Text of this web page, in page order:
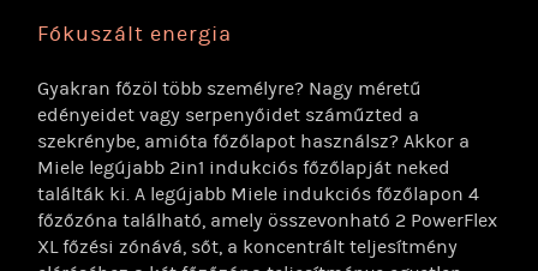
Fókuszált energia
Gyakran főzöl több személyre? Nagy méretű
edényeidet vagy serpenyőidet száműzted a
szekrénybe, amióta főzőlapot használsz? Akkor a
Miele legújabb 2in1 indukciós főzőlapját neked
találták ki. A legújabb Miele indukciós főzőlapon 4
főzőzóna található, amely összevonható 2 PowerFlex
XL főzési zónává, sőt, a koncentrált teljesítmény